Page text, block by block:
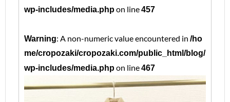
wp-includes/media.phpon line457
Warning: A non-numeric value encountered in /ho
me/cropozaki/cropozaki.com/public_html/blog/
wp-includes/media.phpon line467